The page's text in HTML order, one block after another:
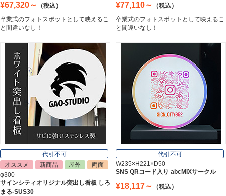
エッチングプレート
郵便ポスト
Post
Nameplate
¥67,320～
（税込）
卒業式のフォトスポットとして映えるこ
と間違いなし！
¥77,110～
（税込）
卒業式のフォトスポットとして映えるこ
と間違いなし！
代引不可
オススメ
新商品 屋外
両面
φ300
サインシティオリジナル突出し看板 しろ
まる-SUS30
代引不可
W235×H221×D50
SNS QRコード入り abcMIXサークル
¥18,117～
（税込）